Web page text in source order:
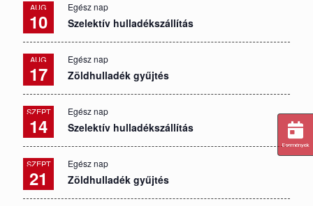
AUG
10
Egész nap
Szelektív hulladékszállítás
AUG
17
Egész nap
Zöldhulladék gyűjtés
SZEPT
14
Egész nap
Szelektív hulladékszállítás
SZEPT
21
Egész nap
Zöldhulladék gyűjtés
Események